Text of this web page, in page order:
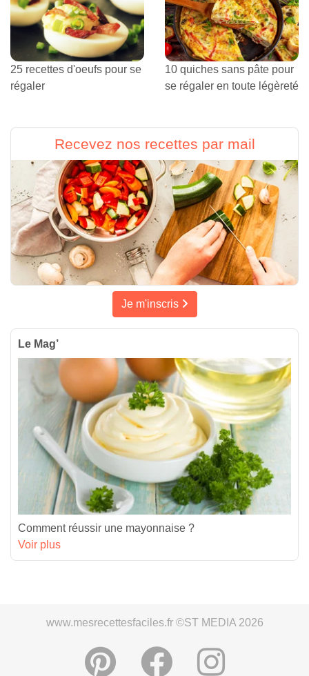
25 recettes d'oeufs pour se
régaler
10 quiches sans pâte pour
se régaler en toute légèreté
Recevez nos recettes par mail
Je m'inscris
Le Mag’
Comment réussir une mayonnaise ?
Voir plus
www.mesrecettesfaciles.fr ©ST MEDIA 2026